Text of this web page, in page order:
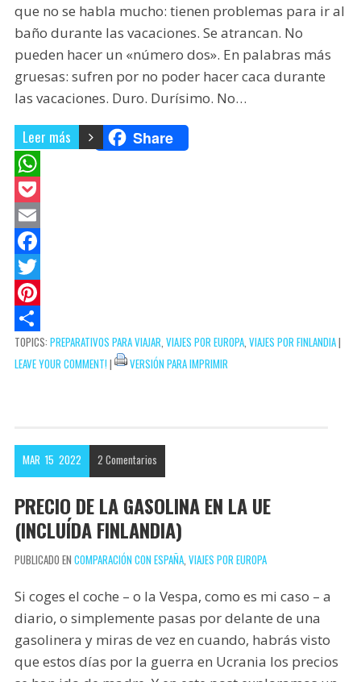
que no se habla mucho: tienen problemas para ir al
baño durante las vacaciones. Se atrancan. No
pueden hacer un «número dos». En palabras más
gruesas: sufren por no poder hacer caca durante
las vacaciones. Duro. Durísimo. No…
Leer más Share
W
h
a
t
s
A
p
p
P
o
c
k
e
t
E
m
a
l
F
a
c
e
b
k
T
w
i
t
r
P
i
n
r
e
s
t
C
o
a
r
t
i
TOPICS: PREPARATIVOS PARA VIAJAR VIAJES POR EUROPA, VIAJES POR FINLANDIA|
LEAVE YOUR COMMENT!| VERSIÓN PARA IMPRIMIR
MAR 15 2022 2 Comentarios
PRECIO DE LA GASOLINA EN LA UE
(INCLUÍDA FINLANDIA)
PUBLICADO EN COMPARACIÓN CON ESPAÑA, VIAJES POR EUROPA
Si coges el coche – o la Vespa, como es mi caso – a
diario, o simplemente pasas por delante de una
gasolinera y miras de vez en cuando, habrás visto
que estos días por la guerra en Ucrania los precios